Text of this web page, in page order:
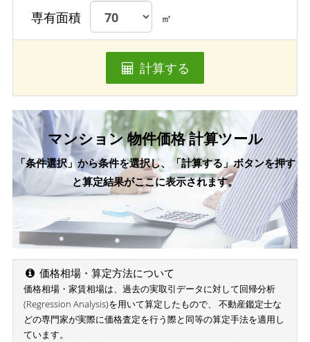
専有面積 ㎡
計算する
マンション 物件価格 計算ツール
「条件選択」から条件を選択し、「計算する」ボタンを押す
と算定結果がここに表示されます。
価格相場・算定方法について
価格相場・家賃相場は、過去の実取引データに対して回帰分析
(Regression Analysis)を用いて算定したもので、 不動産鑑定士な
どの専門家が実際に価格査定を行う際と同等の算定手法を適用し
ています。